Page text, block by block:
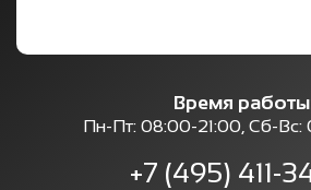
Время
Пн-Пт: 08:00-21:00, Сб-Вс:
+7 (495) 411-